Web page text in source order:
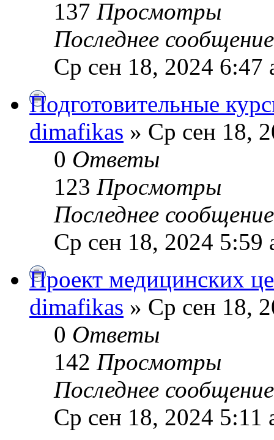
137 Просмотры
Последнее
Ср сен 18, 2024 6:47
Подготовительные
dimafikas » Ср сен 18,
0 Ответы
123 Просмотры
Последнее
Ср сен 18, 2024 5:59
Проект медицинских
dimafikas » Ср сен 18,
0 Ответы
142 Просмотры
Последнее
Ср сен 18, 2024 5:11